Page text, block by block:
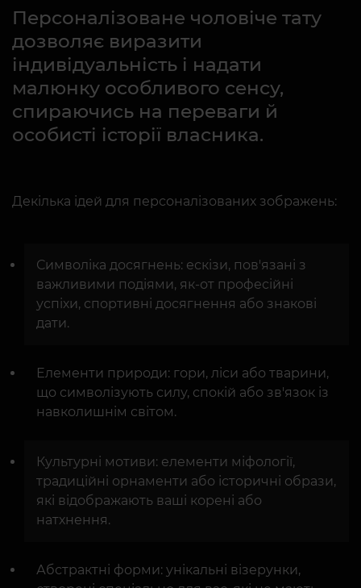
Персоналізоване чоловіче тату
дозволяє виразити
індивідуальність і надати
малюнку особливого сенсу,
спираючись на переваги й
особисті історії власника.
Декілька ідей для персоналізованих зображень:
Символіка досягнень: ескізи, пов'язані з
важливими подіями, як-от професійні
успіхи, спортивні досягнення або знакові
дати.
Елементи природи: гори, ліси або тварини,
що символізують силу, спокій або зв'язок із
навколишнім світом.
Культурні мотиви: елементи міфології,
традиційні орнаменти або історичні образи,
які відображають ваші корені або
натхнення.
Абстрактні форми: унікальні візерунки,